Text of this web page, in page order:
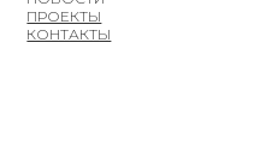
ПРОЕКТЫ
КОНТАКТЫ